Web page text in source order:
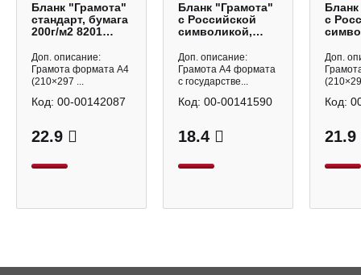
Бланк "Грамота"
стандарт, бумага
200г/м2 8201
Доп. описание:
Грамота формата А4
(210×297 ...
22.9
Код: 00-00142087
Бланк "Грамота"
с Российской
символикой,
Г4_16729 Hatber
Доп. описание:
Грамота А4 формата
с государстве...
18.4
Код: 00-00141590
с
200г/
Доп.
21.9
Код: